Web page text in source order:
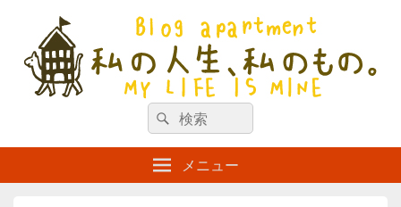
私の人生、私のもの。【新館】
検
索
対
象:
検
索
メニュー